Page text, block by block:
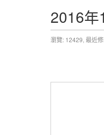
2016年
瀏覽: 12429, 最近